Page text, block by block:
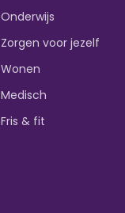
Onderwijs
Zorgen voor jezelf
Wonen
Medisch
Fris & fit